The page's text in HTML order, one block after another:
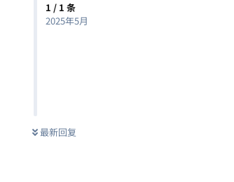
1 / 1 条
2025年5月
最新回复